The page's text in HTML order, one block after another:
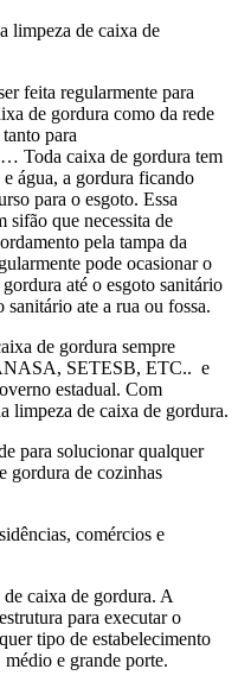
limpeza de caixa de
feita regularmente para
de gordura como da rede
para
Toda caixa de gordura tem
água, a gordura ficando
para o esgoto. Essa
sifão que necessita de
pela tampa da
pode ocasionar o
até o esgoto sanitário
ate a rua ou fossa.
de gordura sempre
SETESB, ETC.. e
estadual. Com
limpeza de caixa de gordura.
para solucionar qualquer
gordura de cozinhas
comércios e
caixa de gordura. A
para executar o
tipo de estabelecimento
e grande porte.